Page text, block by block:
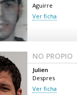
Aguirre
Ver ficha
NO PROPIO
Julien
Despres
Ver ficha